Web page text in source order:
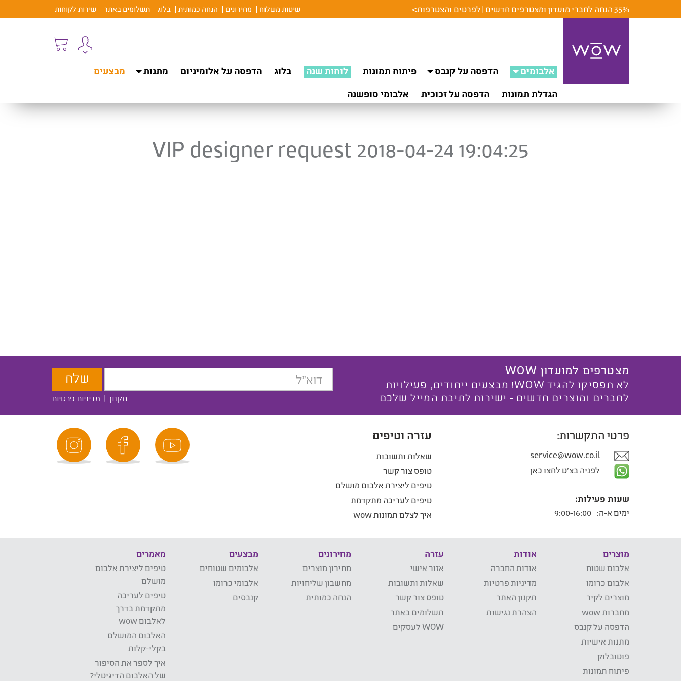
35% הנחה לחברי מועדון ומצטרפים חדשים | לפרטים והצטרפות> שיטות משלוח מחירונים הנחה כמותית בלוג תשלומים באתר שירות לקוחות
אלבומים הדפסה על קנבס פיתוח תמונות לוחות שנה בלוג הדפסה על אלומיניום מתנות
מבצעים
הגדלת תמונות
הדפסה על זכוכית אלבומי סופשנה
VIP designer request 2018-04-24 19:04:25
מצטרפים למועדון WOW
לא תפסיקו להגיד WOW! מבצעים ייחודים, פעילויות
לחברים ומוצרים חדשים - ישירות לתיבת המייל שלכם
תקנון | מדיניות פרטיות
פרטי התקשרות:
service@wow.co.il
לפניה בצ'ט לחצו כאן
שעות פעילות:
ימים א-ה:
עזרה וטיפים
שאלות ותשובות
טופס צור קשר
טיפים ליצירת אלבום מושלם
טיפים לעריכה מתקדמת
איך לצלם תמונות wow
מוצרים
אלבום שטוח
אלבום כרומו
מוצרים לקיר
מחברות wow
הדפסה על קנבס
מתנות אישיות
פוטובלוק
פיתוח תמונות
אודות
אודות החברה
מדיניות פרטיות
תקנון האתר
הצהרת נגישות
עזרה
אזור אישי
שאלות ותשובות
טופס צור קשר
תשלומים באתר
WOW לעסקים
מחירונים
מחירון מוצרים
מחשבון שליחויות
הנחה כמותית
מבצעים
אלבומים שטוחים
אלבומי כרומו
קנבסים
מאמרים
טיפים ליצירת אלבום
מושלם
טיפים לעריכה
מתקדמת בדרך
לאלבום wow
האלבום המושלם
בקלי-קלות
איך לספר את הסיפור
של האלבום הדיגיטלי?